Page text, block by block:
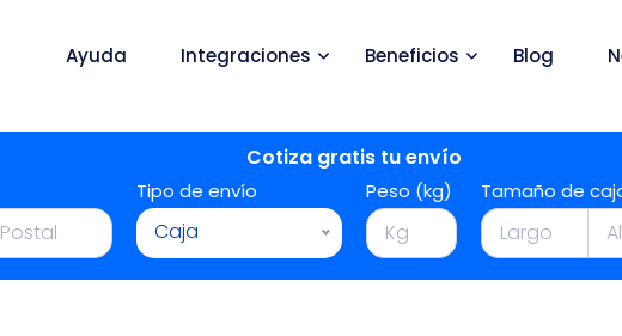
Ayuda Integraciones Beneficios Blog
Cotiza gratis tu envío
Tipo de envío
Caja
Peso (kg) Tamaño de